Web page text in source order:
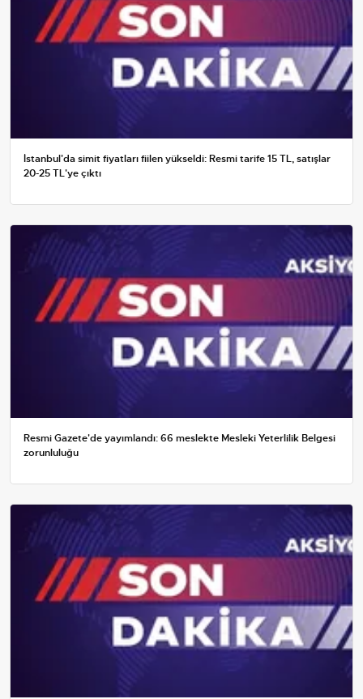
İstanbul'da simit fiyatları fiilen yükseldi: Resmi tarife 15 TL, satışlar
20-25 TL'ye çıktı
Resmi Gazete'de yayımlandı: 66 meslekte Mesleki Yeterlilik Belgesi
zorunluluğu